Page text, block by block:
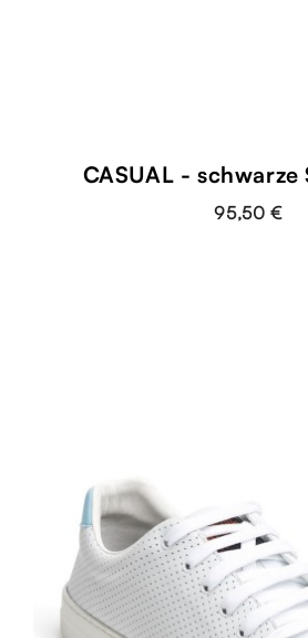
CASUAL - schwarze
95,50 €